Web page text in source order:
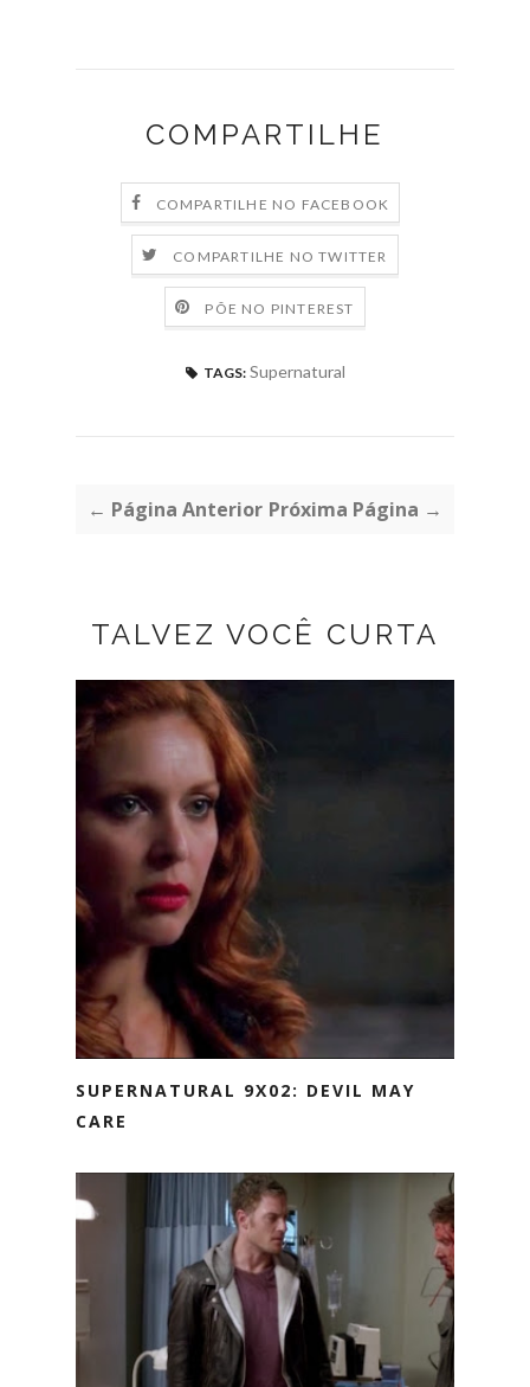
COMPARTILHE
COMPARTILHE NO FACEBOOK
COMPARTILHE NO TWITTER
PÕE NO PINTEREST
TAGS: Supernatural
← Página Anterior Próxima Página →
TALVEZ VOCÊ CURTA
SUPERNATURAL 9X02: DEVIL MAY
CARE